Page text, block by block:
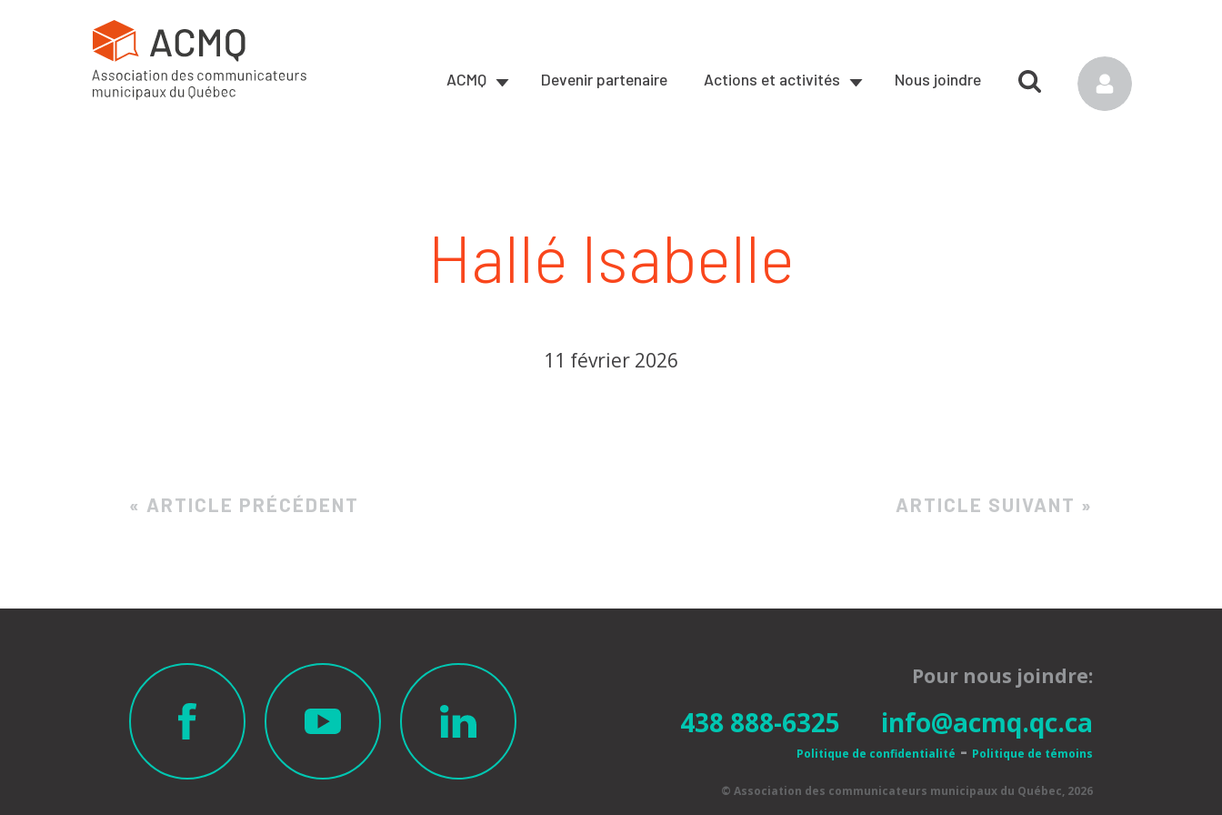
ACMQ Devenir partenaire Actions et activités Nous joindre
Hallé Isabelle
11 février 2026
« ARTICLE PRÉCÉDENT ARTICLE SUIVANT »
Pour nous joindre:
438 888-6325 info@acmq.qc.ca
Politique de confidentialité - Politique de témoins
© Association des communicateurs municipaux du Québec, 2026